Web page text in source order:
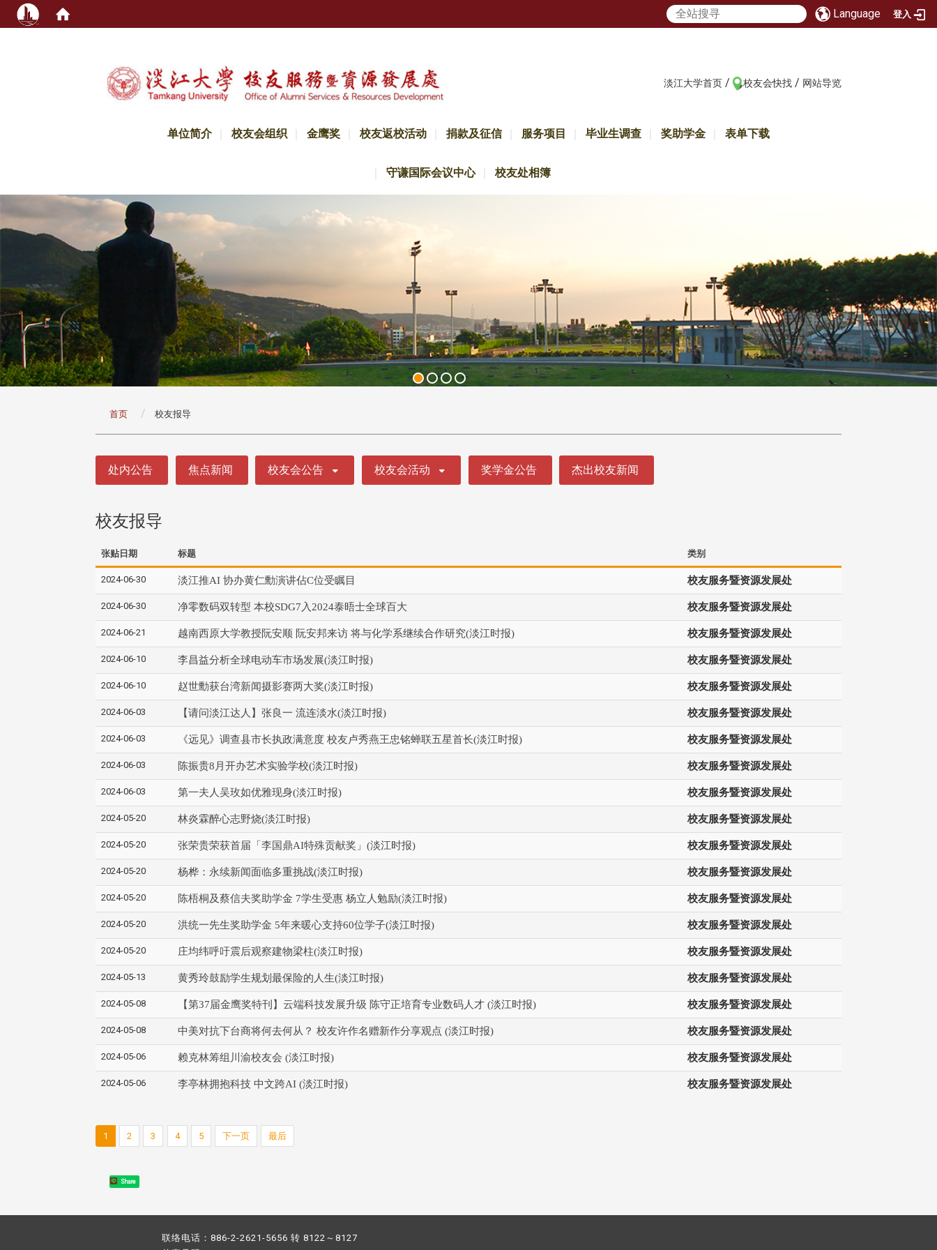
Language 登入
淡江大学首页 / 校友会快找 / 网站导览
单位简介 校友会组织 金鹰奖 校友返校活动 捐款及征信 服务项目 毕业生调查 奖助学金 表单下载
守谦国际会议中心 校友处相簿
首页 校友报导
处内公告 焦点新闻 校友会公告 校友会活动 奖学金公告 杰出校友新闻
校友报导
张贴日期 标题 类别
2024-06-30 淡江推AI 协办黄仁勳演讲佔C位受瞩目 校友服务暨资源发展处
2024-06-30 净零数码双转型 本校SDG7入2024泰晤士全球百大 校友服务暨资源发展处
2024-06-21 越南西原大学教授阮安顺 阮安邦来访 将与化学系继续合作研究(淡江时报) 校友服务暨资源发展处
2024-06-10 李昌益分析全球电动车市场发展(淡江时报) 校友服务暨资源发展处
2024-06-10 赵世勳获台湾新闻摄影赛两大奖(淡江时报) 校友服务暨资源发展处
2024-06-03 【请问淡江达人】张良一 流连淡水(淡江时报) 校友服务暨资源发展处
2024-06-03 《远见》调查县市长执政满意度 校友卢秀燕王忠铭蝉联五星首长(淡江时报) 校友服务暨资源发展处
2024-06-03 陈振贵8月开办艺术实验学校(淡江时报) 校友服务暨资源发展处
2024-06-03 第一夫人吴玫如优雅现身(淡江时报) 校友服务暨资源发展处
2024-05-20 林炎霖醉心志野烧(淡江时报) 校友服务暨资源发展处
2024-05-20 张荣贵荣获首届「李国鼎AI特殊贡献奖」(淡江时报) 校友服务暨资源发展处
2024-05-20 杨桦：永续新闻面临多重挑战(淡江时报) 校友服务暨资源发展处
2024-05-20 陈梧桐及蔡信夫奖助学金 7学生受惠 杨立人勉励(淡江时报) 校友服务暨资源发展处
2024-05-20 洪统一先生奖助学金 5年来暖心支持60位学子(淡江时报) 校友服务暨资源发展处
2024-05-20 庄均纬呼吁震后观察建物梁柱(淡江时报) 校友服务暨资源发展处
2024-05-13 黄秀玲鼓励学生规划最保险的人生(淡江时报) 校友服务暨资源发展处
2024-05-08 【第37届金鹰奖特刊】云端科技发展升级 陈守正培育专业数码人才 (淡江时报) 校友服务暨资源发展处
2024-05-08 中美对抗下台商将何去何从？ 校友许作名赠新作分享观点 (淡江时报) 校友服务暨资源发展处
2024-05-06 赖克林筹组川渝校友会 (淡江时报) 校友服务暨资源发展处
2024-05-06 李亭林拥抱科技 中文跨AI (淡江时报) 校友服务暨资源发展处
1 2 3 4 5 下一页 最后
Share
联络电话：886-2-2621-5656 转 8122～8127